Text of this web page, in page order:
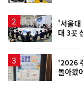
'서울
대 3곳
'2026
돌아왔